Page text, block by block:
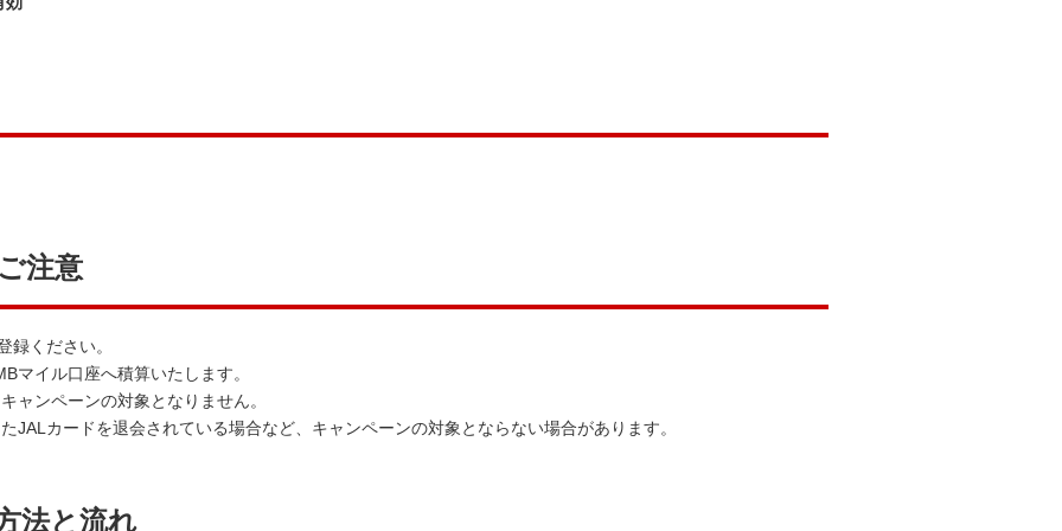
注意
ください。
マイル口座へ積算いたします。
ャンペーンの対象となりません。
カードを退会されている場合など、キャンペーンの対象とならない場合があります。
法と流れ